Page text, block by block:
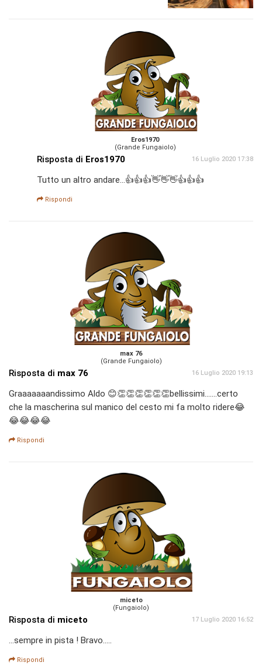
Eros1970
(Grande Fungaiolo)
Risposta di Eros1970 16 Luglio 2020 17:38
Tutto un altro andare...👍👍👍👋👋👋👍👍👍
Rispondi
max 76
(Grande Fungaiolo)
Risposta di max 76 16 Luglio 2020 19:13
Graaaaaaandissimo Aldo 😊👏👏👏👏👏👏bellissimi.......certo
che la mascherina sul manico del cesto mi fa molto ridere😂
😂😂😂😂
Rispondi
miceto
(Fungaiolo)
Risposta di miceto 17 Luglio 2020 16:52
...sempre in pista ! Bravo.....
Rispondi